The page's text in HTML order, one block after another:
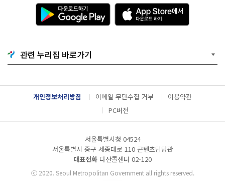
다
운
로
기
G
o
g
l
e
l
A
p
p
e
서
다
운
드
관련 누리집 바로가기
개인정보처리방침 이메일 무단수집 거부
이용약관
PC버전
서울특별시청 04524
서울특별시 중구 세종대로 110 콘텐츠담당관
대표전화 다산콜센터 02-120
ⓒ2020. Seoul Metropolitan Government all rights reserved.